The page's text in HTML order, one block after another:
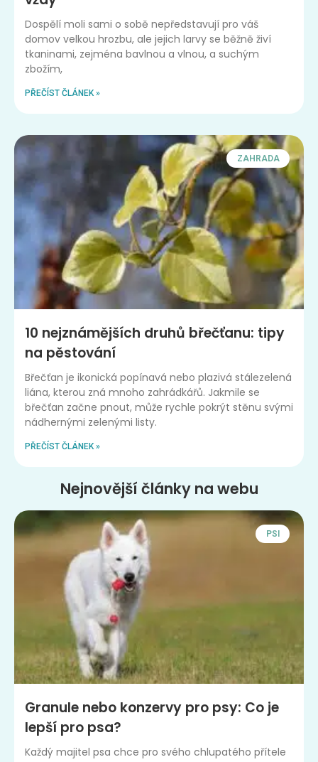
Dospělí moli sami o sobě nepředstavují pro váš
domov velkou hrozbu, ale jejich larvy se běžně živí
tkaninami, zejména bavlnou a vlnou, a suchým
zbožím,
PŘEČÍST ČLÁNEK »
ZAHRADA
10 nejznámějších druhů břečťanu: tipy
na pěstování
Břečťan je ikonická popínavá nebo plazivá stálezelená
liána, kterou zná mnoho zahrádkářů. Jakmile se
břečťan začne pnout, může rychle pokrýt stěnu svými
nádhernými zelenými listy.
PŘEČÍST ČLÁNEK »
Nejnovější články na webu
PSI
Granule nebo konzervy pro psy: Co je
lepší pro psa?
Každý majitel psa chce pro svého chlupatého přítele